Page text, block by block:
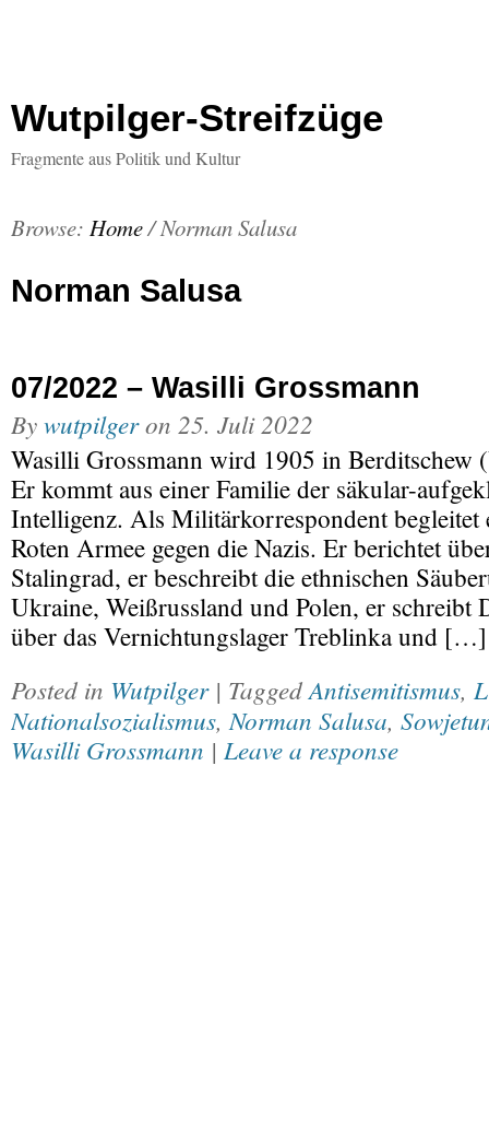
Wutpilger-Streifzüge
Fragmente aus Politik und Kultur
Browse: Home/Norman Salusa
Norman Salusa
07/2022 – Wasilli Grossmann
Bywutpilgeron 25. Juli 2022
Wasilli Grossmann wird 1905 in Berditschew
Er kommt aus einer Familie der säkular-
Intelligenz. Als Militärkorrespondent begleitet
Roten Armee gegen die Nazis. Er berichtet
Stalingrad, er beschreibt die ethnischen
Ukraine, Weißrussland und Polen, er schreibt
über das Vernichtungslager Treblinka und […]
Posted in Wutpilger | TaggedAntisemitismus,
Nationalsozialismus, Norman Salusa,
Wasilli Grossmann | Leave a response